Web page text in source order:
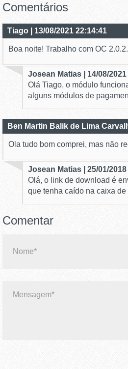
Comentários
Tiago | 13/08/2021 22:14:41
Boa noite! Trabalho com OC
Josean Matias | 14/08/
Olá Tiago, o módulo
alguns módulos de
Ben Martin Balik de Lima
Ola tudo bom comprei, mas não
Josean Matias | 25/01/
Olá, o link de download é
que tenha caído na caixa
Comentar